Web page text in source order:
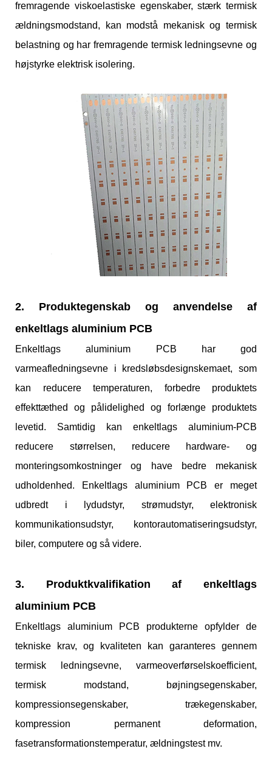
fremragende viskoelastiske egenskaber, stærk termisk
ældningsmodstand, kan modstå mekanisk og termisk
belastning og har fremragende termisk ledningsevne og
højstyrke elektrisk isolering.
2. Produktegenskab og anvendelse af
enkeltlags aluminium PCB
Enkeltlags aluminium PCB har god
varmeafledningsevne i kredsløbsdesignskemaet, som
kan reducere temperaturen, forbedre produktets
effekttæthed og pålidelighed og forlænge produktets
levetid. Samtidig kan enkeltlags aluminium-PCB
reducere størrelsen, reducere hardware- og
monteringsomkostninger og have bedre mekanisk
udholdenhed. Enkeltlags aluminium PCB er meget
udbredt i lydudstyr, strømudstyr, elektronisk
kommunikationsudstyr, kontorautomatiseringsudstyr,
biler, computere og så videre.
3. Produktkvalifikation af enkeltlags
aluminium PCB
Enkeltlags aluminium PCB produkterne opfylder de
tekniske krav, og kvaliteten kan garanteres gennem
termisk ledningsevne, varmeoverførselskoefficient,
termisk modstand, bøjningsegenskaber,
kompressionsegenskaber, trækegenskaber,
kompression permanent deformation,
fasetransformationstemperatur, ældningstest mv.